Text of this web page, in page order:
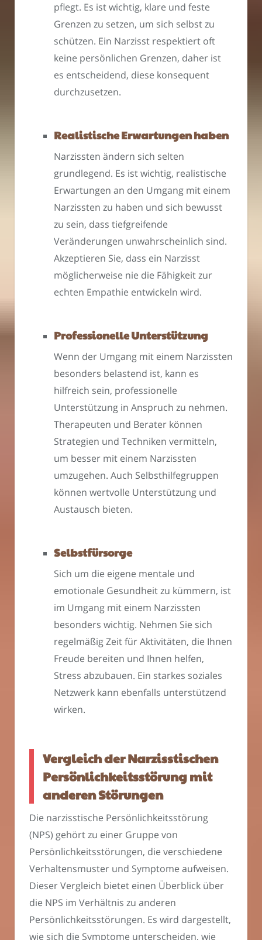
pflegt. Es ist wichtig, klare und feste
Grenzen zu setzen, um sich selbst zu
schützen. Ein Narzisst respektiert oft
keine persönlichen Grenzen, daher ist
es entscheidend, diese konsequent
durchzusetzen.
Realistische Erwartungen haben
Narzissten ändern sich selten
grundlegend. Es ist wichtig, realistische
Erwartungen an den Umgang mit einem
Narzissten zu haben und sich bewusst
zu sein, dass tiefgreifende
Veränderungen unwahrscheinlich sind.
Akzeptieren Sie, dass ein Narzisst
möglicherweise nie die Fähigkeit zur
echten Empathie entwickeln wird.
Professionelle Unterstützung
Wenn der Umgang mit einem Narzissten
besonders belastend ist, kann es
hilfreich sein, professionelle
Unterstützung in Anspruch zu nehmen.
Therapeuten und Berater können
Strategien und Techniken vermitteln,
um besser mit einem Narzissten
umzugehen. Auch Selbsthilfegruppen
können wertvolle Unterstützung und
Austausch bieten.
Selbstfürsorge
Sich um die eigene mentale und
emotionale Gesundheit zu kümmern, ist
im Umgang mit einem Narzissten
besonders wichtig. Nehmen Sie sich
regelmäßig Zeit für Aktivitäten, die Ihnen
Freude bereiten und Ihnen helfen,
Stress abzubauen. Ein starkes soziales
Netzwerk kann ebenfalls unterstützend
wirken.
Vergleich der Narzisstischen
Persönlichkeitsstörung mit
anderen Störungen
Die narzisstische Persönlichkeitsstörung
(NPS) gehört zu einer Gruppe von
Persönlichkeitsstörungen, die verschiedene
Verhaltensmuster und Symptome aufweisen.
Dieser Vergleich bietet einen Überblick über
die NPS im Verhältnis zu anderen
Persönlichkeitsstörungen. Es wird dargestellt,
wie sich die Symptome unterscheiden, wie